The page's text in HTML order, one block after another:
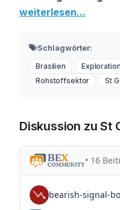
weiterlesen...
Schlagwörter:
Brasilien Exploration
Rohstoffsektor
St
Diskussion zu St